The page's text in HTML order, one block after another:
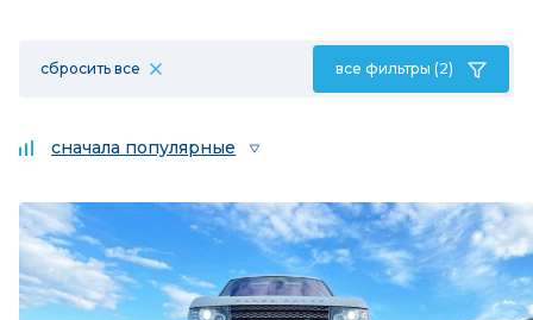
сбросить все все фильтры (2)
сначала популярные